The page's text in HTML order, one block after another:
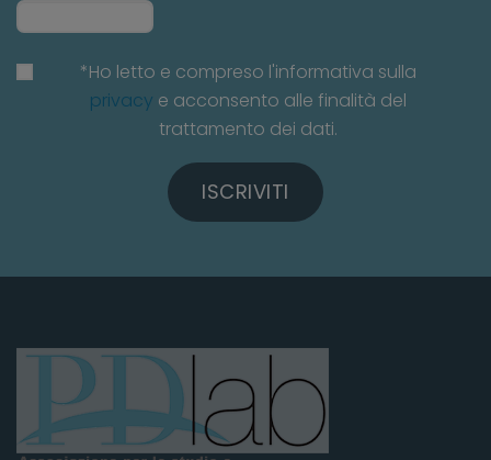
*Ho letto e compreso l'informativa sulla
privacy e acconsento alle finalità del
trattamento dei dati.
ISCRIVITI